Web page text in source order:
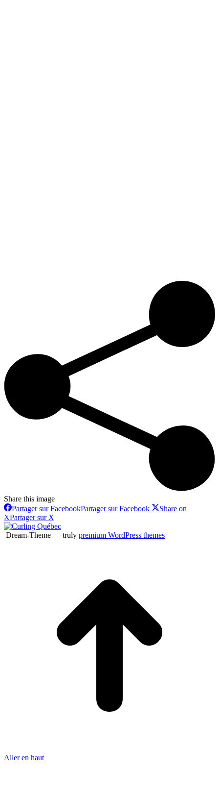
Share this image
Partager sur FacebookPartager sur Facebook
Share on
XPartager sur X
Dream-Theme — truly premium WordPress themes
Aller en haut